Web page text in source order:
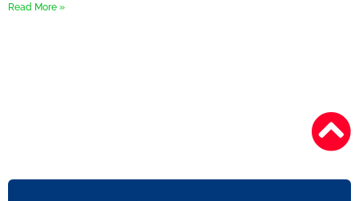
Read More »